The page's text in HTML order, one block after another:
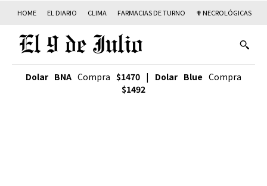
HOME EL DIARIO CLIMA FARMACIAS DE TURNO ✟ NECROLÓGICAS
Dolar BNA Compra $1470 | Dolar Blue Compra
$1492